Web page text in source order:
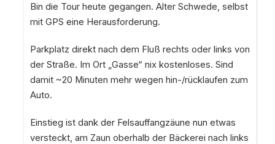
Bin die Tour heute gegangen. Alter Schwede, selbst
mit GPS eine Herausforderung.
Parkplatz direkt nach dem Fluß rechts oder links von
der Straße. Im Ort „Gasse“ nix kostenloses. Sind
damit ~20 Minuten mehr wegen hin-/rücklaufen zum
Auto.
Einstieg ist dank der Felsauffangzäune nun etwas
versteckt, am Zaun oberhalb der Bäckerei nach links